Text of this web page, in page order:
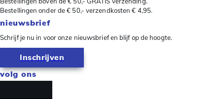
Bestellingen onder de € 50,- verzendkosten € 4,95.
nieuwsbrief
Schrijf je nu in voor onze nieuwsbrief en blijf op de hoogte.
Inschrijven
volg ons